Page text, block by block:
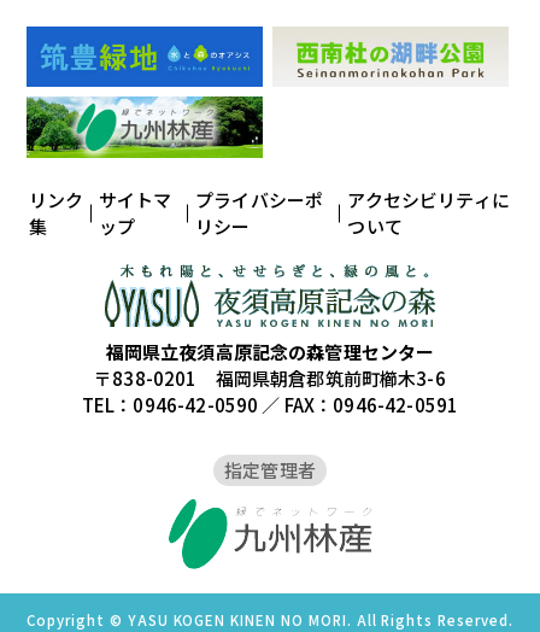
リンク
集
サイトマ
ップ
プライバシーポ
リシー
アクセシビリティに
ついて
福岡県立夜須高原記念の森管理センター
〒838-0201 福岡県朝倉郡筑前町櫛木3-6
TEL：0946-42-0590 ／ FAX：0946-42-0591
指定管理者
Copyright © YASU KOGEN KINEN NO MORI. All Rights Reserved.